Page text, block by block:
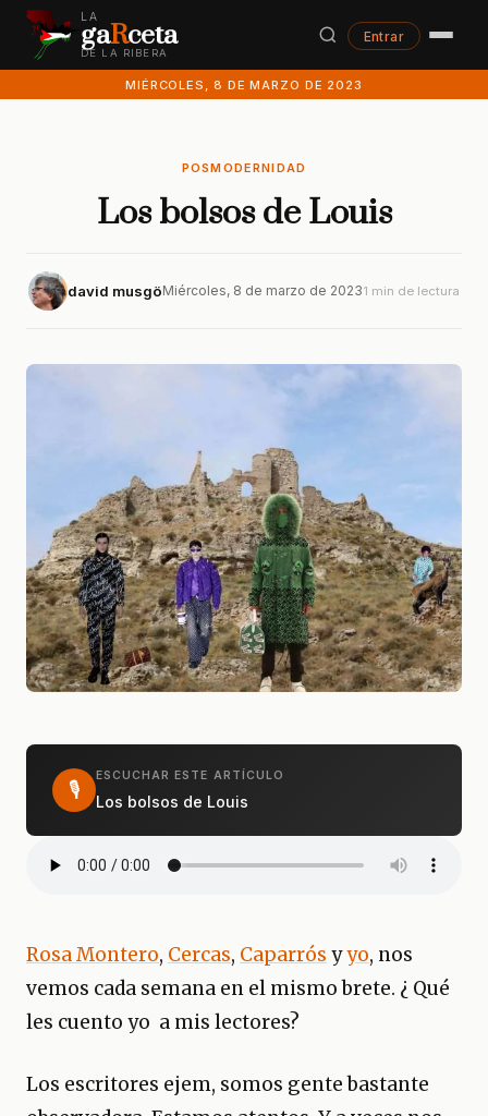
LA
gaRceta
DE LA RIBERA
Entrar
MIÉRCOLES, 8 DE MARZO DE 2023
POSMODERNIDAD
Los bolsos de Louis
david musgöMiércoles, 8 de marzo de 20231 min de lectura
🎙
ESCUCHAR ESTE ARTÍCULO
Los bolsos de Louis
Rosa Montero, Cercas, Caparrós yyo, nos
vemos cada semana en el mismo brete. ¿ Qué
les cuento yo a mis lectores?
Los escritores ejem, somos gente bastante